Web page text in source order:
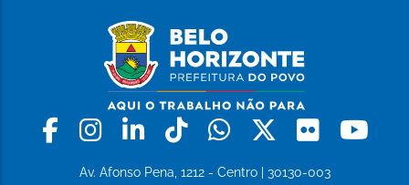
Facebook
Instagram
LinkedinTiktokWhatsapp
X Flickr
Av. Afonso Pena, 1212 - Centro | 30130-003